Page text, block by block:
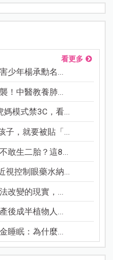
看更多
少年楊承勳名...
！中醫教養肺...
媽模式禁3C，看...
子，就要被貼「...
敢生二胎？這8...
視控制眼藥水納...
改變的現實，...
後成半植物人...
睡眠：為什麼...